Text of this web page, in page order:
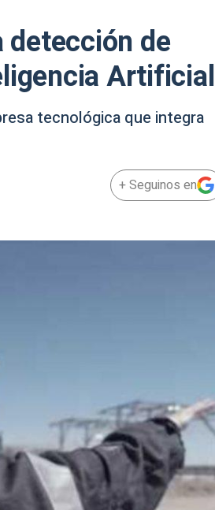
de
Artificial
tecnológica que integra
+ Seguinos en